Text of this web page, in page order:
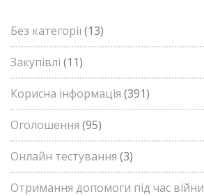
Без категорії(13)
Закупівлі (11)
Корисна інформація (391)
Оголошення (95)
Онлайн тестування (3)
Отримання допомоги під час війни